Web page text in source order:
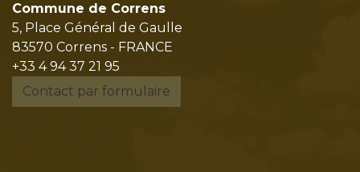
Commune de Correns
5, Place Général de Gaulle
83570 Correns - FRANCE
+33 4 94 37 21 95
Contact par formulaire